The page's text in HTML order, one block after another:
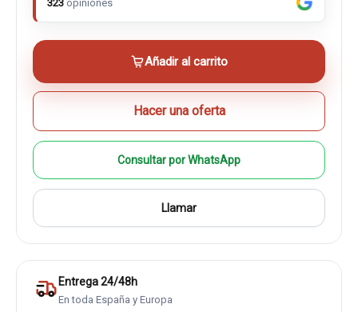
323 opiniones
Añadir al carrito
Hacer una oferta
Consultar por WhatsApp
Llamar
Entrega 24/48h
En toda España y Europa